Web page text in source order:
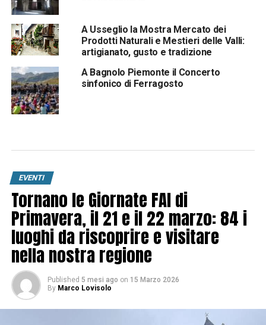
A Usseglio la Mostra Mercato dei
Prodotti Naturali e Mestieri delle Valli:
artigianato, gusto e tradizione
A Bagnolo Piemonte il Concerto
sinfonico di Ferragosto
EVENTI
Tornano le Giornate FAI di
Primavera, il 21 e il 22 marzo: 84 i
luoghi da riscoprire e visitare
nella nostra regione
Published 5 mesi ago on 15 Marzo 2026
By Marco Lovisolo